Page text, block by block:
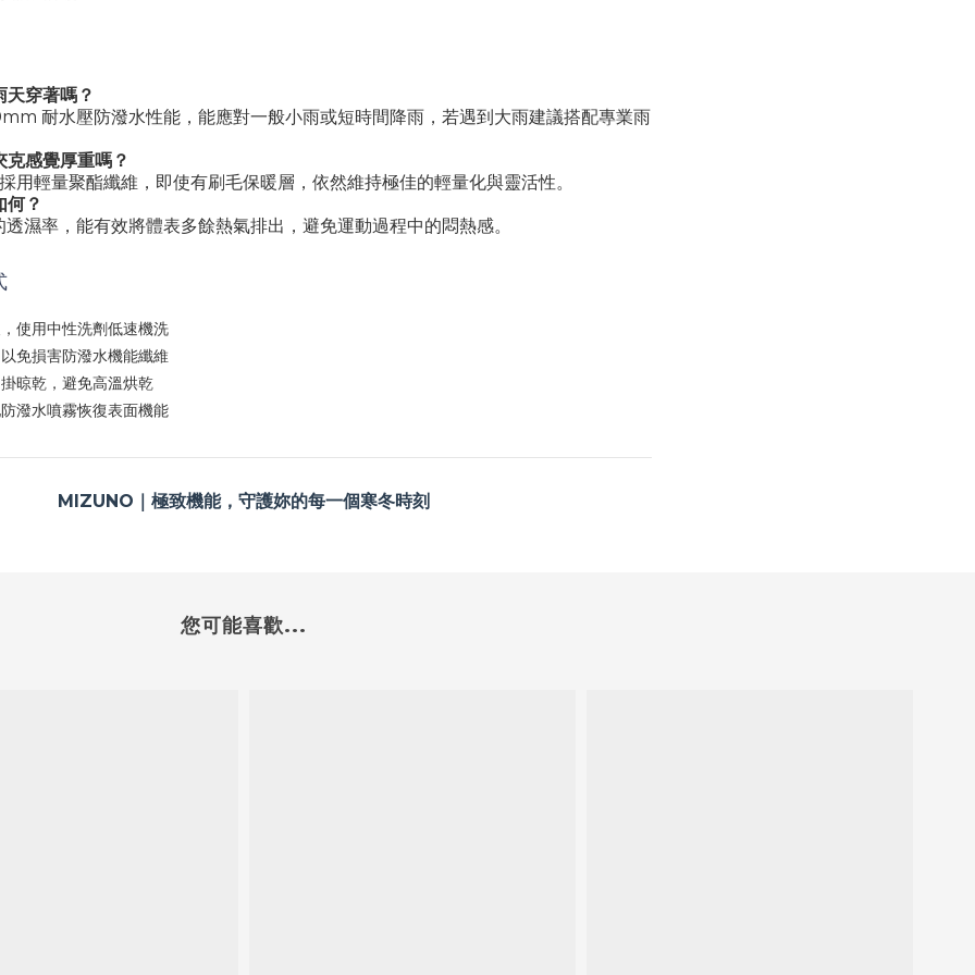
穿著嗎？
耐水壓防潑水性能，能應對一般小雨或短時間降雨，若遇到大雨建議搭配專業雨
感覺厚重嗎？
用輕量聚酯纖維，即使有刷毛保暖層，依然維持極佳的輕量化與靈活性。
何？
濕率，能有效將體表多餘熱氣排出，避免運動過程中的悶熱感。
使用中性洗劑低速機洗
免損害防潑水機能纖維
晾乾，避免高溫烘乾
潑水噴霧恢復表面機能
MIZUNO｜極致機能，守護妳的每一個寒冬時刻
您可能喜歡...